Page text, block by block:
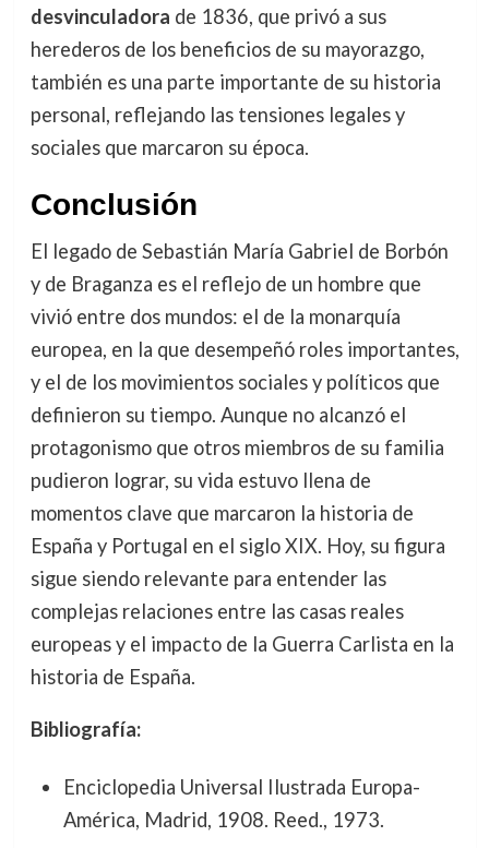
desvinculadora de 1836, que privó a sus
herederos de los beneficios de su mayorazgo,
también es una parte importante de su historia
personal, reflejando las tensiones legales y
sociales que marcaron su época.
Conclusión
El legado de Sebastián María Gabriel de Borbón
y de Braganza es el reflejo de un hombre que
vivió entre dos mundos: el de la monarquía
europea, en la que desempeñó roles importantes,
y el de los movimientos sociales y políticos que
definieron su tiempo. Aunque no alcanzó el
protagonismo que otros miembros de su familia
pudieron lograr, su vida estuvo llena de
momentos clave que marcaron la historia de
España y Portugal en el siglo XIX. Hoy, su figura
sigue siendo relevante para entender las
complejas relaciones entre las casas reales
europeas y el impacto de la Guerra Carlista en la
historia de España.
Bibliografía:
Enciclopedia Universal Ilustrada Europa-
América, Madrid, 1908. Reed., 1973.